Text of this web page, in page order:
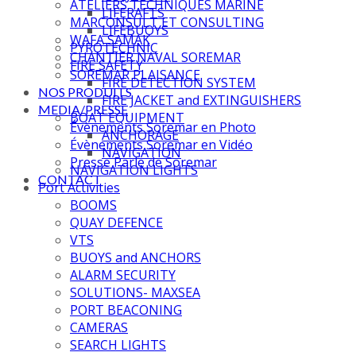
ATELIERS TECHNIQUES MARINE
MARCONSULT ET CONSULTING
WAFA SAMAK
CHANTIER NAVAL SOREMAR
SOREMAR PLAISANCE
NOS PRODUITS
MEDIA/PRESSE
Évènements Soremar en Photo
Évènements Soremar en Vidéo
Presse Parle de Soremar
CONTACT
LIFERAFTS
LIFEBUOYS
PYROTECHNIC
FIRE SAFETY
FIRE DETECTION SYSTEM
FIRE JACKET and EXTINGUISHERS
BOAT EQUIPMENT
ANCHORAGE
NAVIGATION
NAVIGATION LIGHTS
Port Activities
BOOMS
QUAY DEFENCE
VTS
BUOYS and ANCHORS
ALARM SECURITY
SOLUTIONS- MAXSEA
PORT BEACONING
CAMERAS
SEARCH LIGHTS